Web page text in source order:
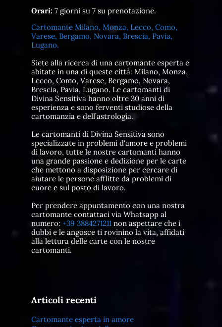
Orari: 7 giorni su 7 su prenotazione.
Cartomante Milano, Monza, Lecco, Como,
Varese, Bergamo, Novara, Brescia, Pavia,
Lugano.
Siete alla ricerca di una cartomante esperta e
abitate in una di queste città: Milano, Monza,
Lecco, Como, Varese, Bergamo, Novara,
Brescia, Pavia, Lugano. Le cartomanti di
Divina Sensitiva hanno oltre 30 anni di
esperienza e sono ferventi studiose della
cartomanzia e dell’astrologia.
Le cartomanti di Divina Sensitiva sono
specializzate in problemi d'amore e problemi
di lavoro, tutte le nostre cartomanti hanno
una grande passione e dedizione per le carte
che mettono a disposizione per cercare di
aiutare le persone afflitte da problemi di
cuore e sul posto di lavoro.
Per prendere appuntamento con una nostra
cartomante contattaci via Whatsapp al
numero: +39 3884271211non aspettare che i
dubbi e le angosce ti rovinino la vita, affidati
alla lettura delle carte con le nostre
cartomanti.
Articoli recenti
Cartomante esperta in amore